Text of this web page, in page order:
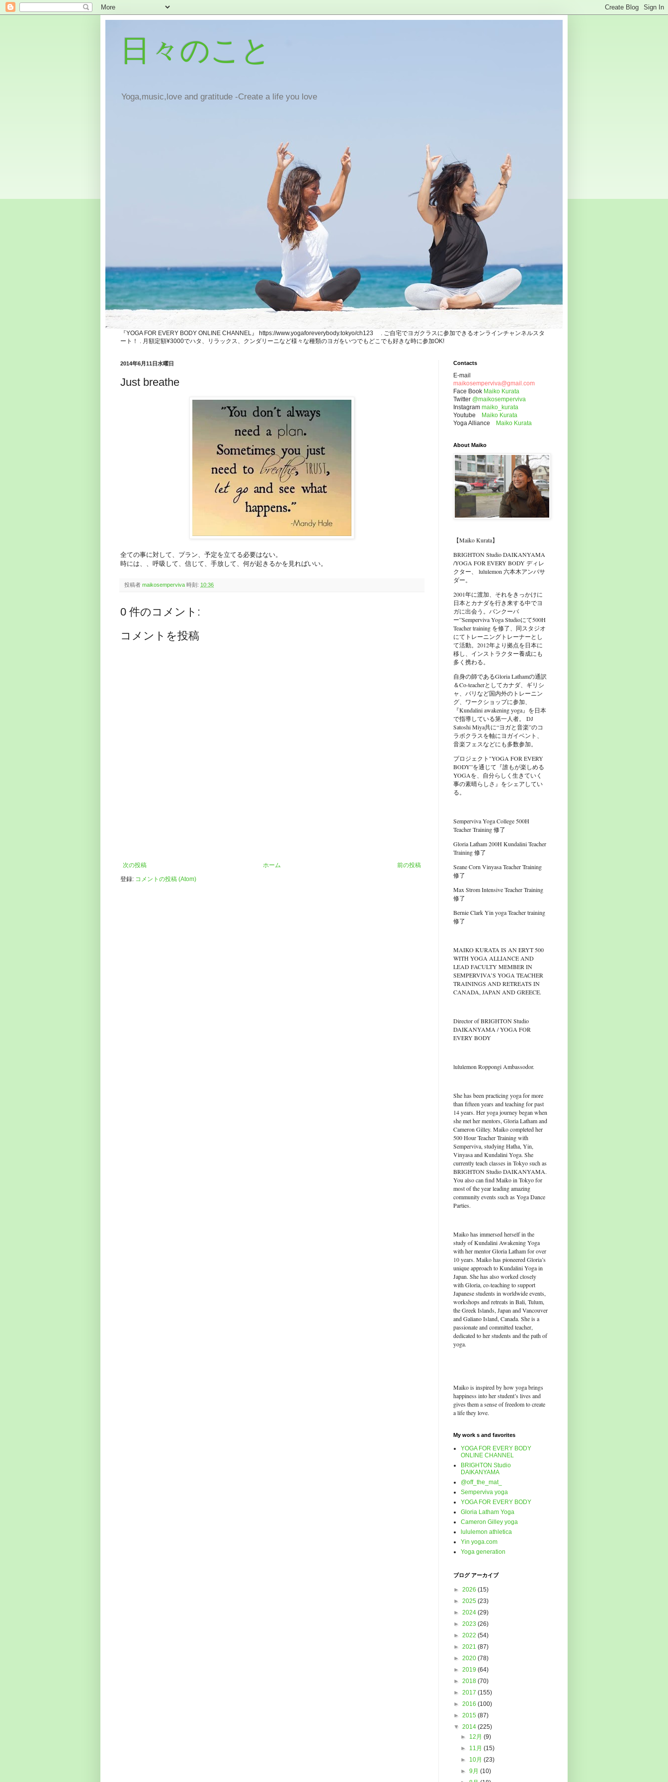
日々のこと
Yoga,music,love and gratitude -Create a life you love
『YOGA FOR EVERY BODY ONLINE CHANNEL』 https://www.yogaforeverybody.tokyo/ch123 . ご自宅でヨガクラスに参加できるオンラインチャンネルスタ
ート！ . 月額定額¥3000でハタ、リラックス、クンダリーニなど様々な種類のヨガをいつでもどこでも好きな時に参加OK!
2014年6月11日水曜日
Just breathe
全ての事に対して、プラン、予定を立てる必要はない。
時には、、呼吸して、信じて、手放して、何が起きるかを見ればいい。
投稿者 maikosemperviva 時刻: 10:36
0 件のコメント:
コメントを投稿
次の投稿 前の投稿
ホーム
登録: コメントの投稿 (Atom)
Contacts
E-mail
maikosemperviva@gmail.com
Face Book Maiko Kurata
Twitter @maikosemperviva
Instagram maiko_kurata
Youtube
Maiko Kurata
Yoga Alliance
Maiko Kurata
About Maiko
【Maiko Kurata】
BRIGHTON Studio DAIKANYAMA
/YOGA FOR EVERY BODY ディレ
クター、 lululemon 六本木アンバサ
ダー。
2001年に渡加、それをきっかけに
日本とカナダを行き来する中でヨ
ガに出会う。バンクーバ
ー”Semperviva Yoga Studioにて500H
Teacher training を修了、同スタジオ
にてトレーニングトレーナーとし
て活動。2012年より拠点を日本に
移し、インストラクター養成にも
多く携わる。
自身の師であるGloria Lathamの通訳
＆Co-teacherとしてカナダ、ギリシ
ャ、バリなど国内外のトレーニン
グ、ワークショップに参加、
『Kundalini awakening yoga』を日本
で指導している第一人者。 DJ
Satoshi Miya共に“ヨガと音楽”のコ
ラボクラスを軸にヨガイベント、
音楽フェスなどにも多数参加。
プロジェクト"YOGA FOR EVERY
BODY”を通じて『誰もが楽しめる
YOGAを、自分らしく生きていく
事の素晴らしさ』をシェアしてい
る。
Semperviva Yoga College 500H
Teacher Training 修了
Gloria Latham 200H Kundalini Teacher
Training 修了
Seane Corn Vinyasa Teacher Training
修了
Max Strom Intensive Teacher Training
修了
Bernie Clark Yin yoga Teacher training
修了
MAIKO KURATA IS AN ERYT 500
WITH YOGA ALLIANCE AND
LEAD FACULTY MEMBER IN
SEMPERVIVA’S YOGA TEACHER
TRAININGS AND RETREATS IN
CANADA, JAPAN AND GREECE.
Director of BRIGHTON Studio
DAIKANYAMA / YOGA FOR
EVERY BODY
lululemon Roppongi Ambassodor.
She has been practicing yoga for more
than fifteen years and teaching for past
14 years. Her yoga journey began when
she met her mentors, Gloria Latham and
Cameron Gilley. Maiko completed her
500 Hour Teacher Training with
Semperviva, studying Hatha, Yin,
Vinyasa and Kundalini Yoga. She
currently teach classes in Tokyo such as
BRIGHTON Studio DAIKANYAMA.
You also can find Maiko in Tokyo for
most of the year leading amazing
community events such as Yoga Dance
Parties.
Maiko has immersed herself in the
study of Kundalini Awakening Yoga
with her mentor Gloria Latham for over
10 years. Maiko has pioneered Gloria’s
unique approach to Kundalini Yoga in
Japan. She has also worked closely
with Gloria, co-teaching to support
Japanese students in worldwide events,
workshops and retreats in Bali, Tulum,
the Greek Islands, Japan and Vancouver
and Galiano Island, Canada. She is a
passionate and committed teacher,
dedicated to her students and the path of
yoga.
Maiko is inspired by how yoga brings
happiness into her student’s lives and
gives them a sense of freedom to create
a life they love.
My work s and favorites
YOGA FOR EVERY BODY
ONLINE CHANNEL
BRIGHTON Studio
DAIKANYAMA
@off_the_mat_
Semperviva yoga
YOGA FOR EVERY BODY
Gloria Latham Yoga
Cameron Gilley yoga
lululemon athletica
Yin yoga.com
Yoga generation
ブログ アーカイブ
► 2026 (15)
► 2025 (23)
► 2024 (29)
► 2023 (26)
► 2022 (54)
► 2021 (87)
► 2020 (78)
► 2019 (64)
► 2018 (70)
► 2017 (155)
► 2016 (100)
► 2015 (87)
▼ 2014 (225)
► 12月(9)
► 11月(15)
► 10月(23)
►9月(10)